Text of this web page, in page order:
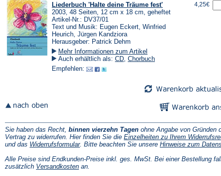
Liederbuch 'Halte deine Träume fest'
2003, 48 Seiten, 12 cm x 18 cm, geheftet
Artikel-Nr.: DV37/01
Text und Musik: Eugen Eckert, Winfried
Heurich, Jürgen Kandziora
Herausgeber: Patrick Dehm
Mehr Informationen zum Artikel
Auch erhältlich als: CD Chorbuch
Empfehlen:
4,25€
Sie haben das Recht, binnen vierzehn Tagen ohne Angabe von Gründen
Vertrag zu widerrufen. Hier finden Sie die Einzelheiten zu Ihrem
und das Widerrufsformular(Öffnet
einem
neuen
Tab)
. Bitte beachten Sie unsere Hinweise zum
Alle Preise sind Endkunden-Preise inkl. ges. MwSt. Bei einer Bestellung
zusätzlich Versandkosten(Öffnet
an.